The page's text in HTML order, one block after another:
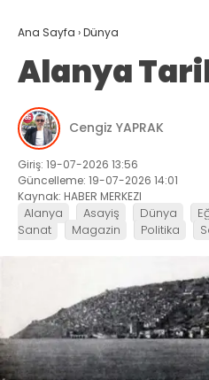
Ana Sayfa ›Dünya
Alanya
Cengiz YAPRAK
Giriş: 19-07-2026 13:56
Güncelleme: 19-07-2026 14:01
Kaynak: HABER MERKEZI
Alanya Asayiş Dünya
Sanat
Magazin Politika